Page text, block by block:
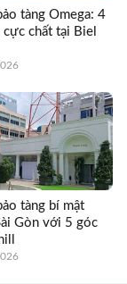
tàng Omega: 4
chất tại Biel
tàng bí mật
Gòn với 5 góc